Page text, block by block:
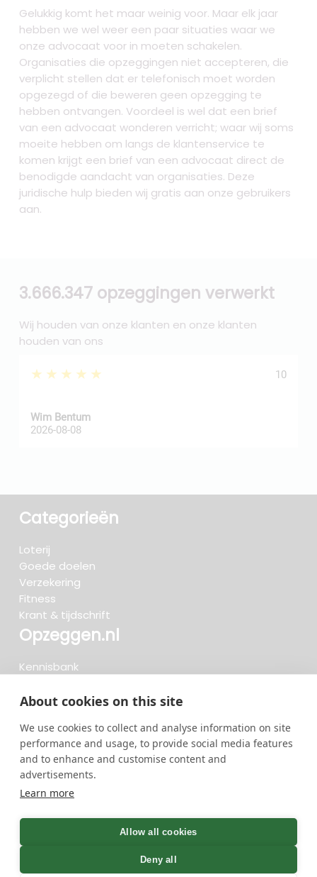
About cookies on this site
We use cookies to collect and analyse information on site
performance and usage, to provide social media features
and to enhance and customise content and
advertisements.
Learn more
Allow all cookies
Deny all
Gelukkig komt het maar weinig voor. Maar elk jaar
hebben we wel weer een paar situaties waar we
onze advocaat voor in moeten schakelen.
Organisaties die opzeggingen niet accepteren, die
verplicht stellen dat er telefonisch moet worden
opgezegd of die beweren geen opzegging te
hebben ontvangen. Voordeel is wel dat een brief
van een advocaat wonderen verricht; waar wij soms
moeite hebben om langs de klantenservice te
komen krijgt een brief van een advocaat direct de
benodigde aandacht van organisaties. Deze
juridische hulp bieden wij gratis aan onze gebruikers
aan.
3.666.347 opzeggingen verwerkt
Wij houden van onze klanten en onze klanten
houden van ons
★★★★★ 10
Wim Bentum
2026-08-08
Categorieën
Loterij
Goede doelen
Verzekering
Fitness
Krant & tijdschrift
Opzeggen.nl
Kennisbank
Beoordelingen
Meteen opzeggen
719 opzeggingen afgelopen 30 dagen - 3.666.347
opzeggingen in totaal